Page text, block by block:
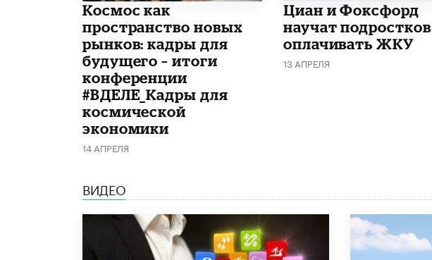
Космос как
пространство новых
рынков: кадры для
будущего – итоги
конференции
#ВДЕЛЕ_Кадры для
космической
экономики
14 АПРЕЛЯ
Циан и Фоксфорд
научат подростков
оплачивать ЖКУ
13 АПРЕЛЯ
ВИДЕО